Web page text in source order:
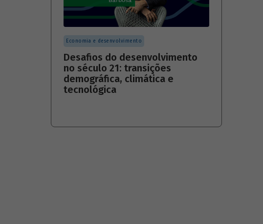
Economia e desenvolvimento
Desafios do desenvolvimento
no século 21: transições
demográfica, climática e
tecnológica